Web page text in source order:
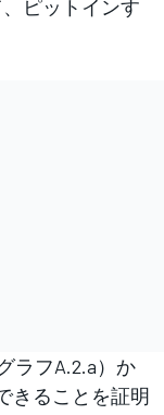
ピットインす
ラフA.2.a）か
きることを証明